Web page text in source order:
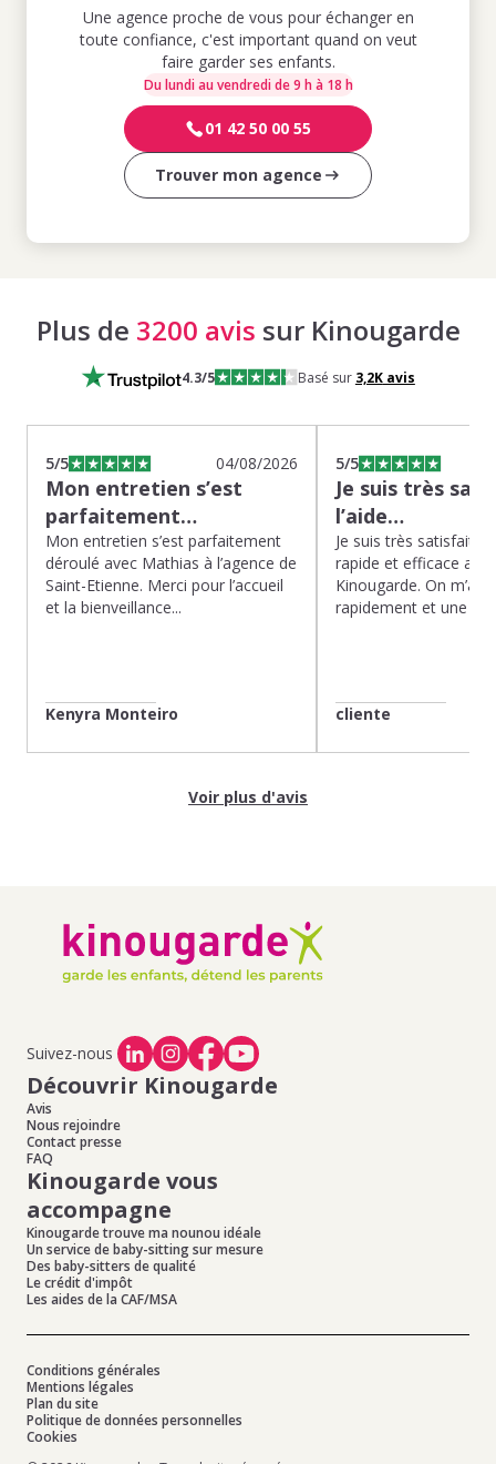
Une agence proche de vous pour échanger en
toute confiance, c'est important quand on veut
faire garder ses enfants.
Du lundi au vendredi de 9 h à 18 h
01 42 50 00 55
Trouver mon agence
Plus de 3200 avis sur Kinougarde
4.3/5 Basé sur 3,2Kavis
5/5 04/08/2026
Mon entretien s’est
parfaitement…
Mon entretien s’est parfaitement
déroulé avec Mathias à l’agence de
Saint-Etienne. Merci pour l’accueil
et la bienveillance...
Kenyra Monteiro
5/5
Je suis très
l’aide…
Je suis très satisfaite
rapide et efficace
Kinougarde. On m’a
rapidement et une
cliente
Voir plus d'avis
Suivez-nous
Découvrir Kinougarde
Avis
Nous rejoindre
Contact presse
FAQ
Kinougarde vous
accompagne
Kinougarde trouve ma nounou idéale
Un service de baby-sitting sur mesure
Des baby-sitters de qualité
Le crédit d'impôt
Les aides de la CAF/MSA
Conditions générales
Mentions légales
Plan du site
Politique de données personnelles
Cookies